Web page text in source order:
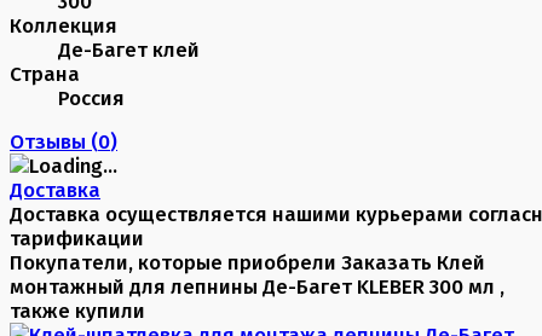
Коллекция
Де-Багет клей
Страна
Россия
Отзывы (0)
Доставка
Доставка осуществляется нашими курьерами
тарификации
Покупатели, которые приобрели Заказать Клей
монтажный для лепнины Де-Багет KLEBER 300 мл ,
также купили